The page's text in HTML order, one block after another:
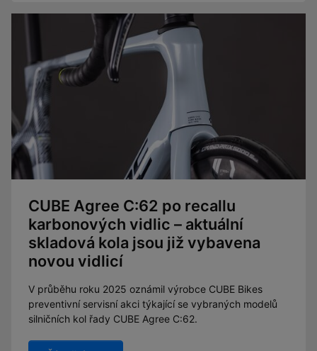
CUBE Agree C:62 po recallu
karbonových vidlic – aktuální
skladová kola jsou již vybavena
novou vidlicí
V průběhu roku 2025 oznámil výrobce CUBE Bikes
preventivní servisní akci týkající se vybraných modelů
silničních kol řady CUBE Agree C:62.